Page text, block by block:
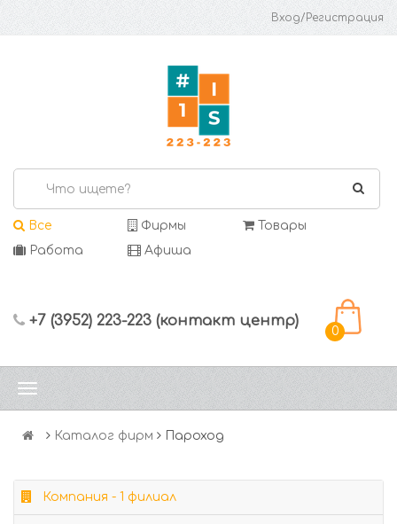
Вход/Регистрация
Все Фирмы
Товары
Работа
Афиша
+7 (3952) 223-223 (контакт центр)
0
Каталог фирм Пароход
Компания - 1 филиал